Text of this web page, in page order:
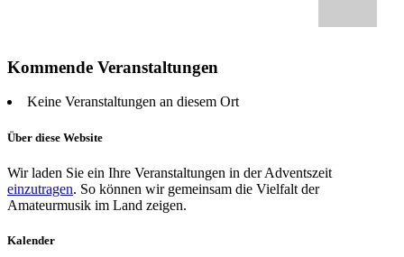
Kommende Veranstaltungen
Keine Veranstaltungen an diesem Ort
Über diese Website
Wir laden Sie ein Ihre Veranstaltungen in der Adventszeit
einzutragen. So können wir gemeinsam die Vielfalt der
Amateurmusik im Land zeigen.
Kalender